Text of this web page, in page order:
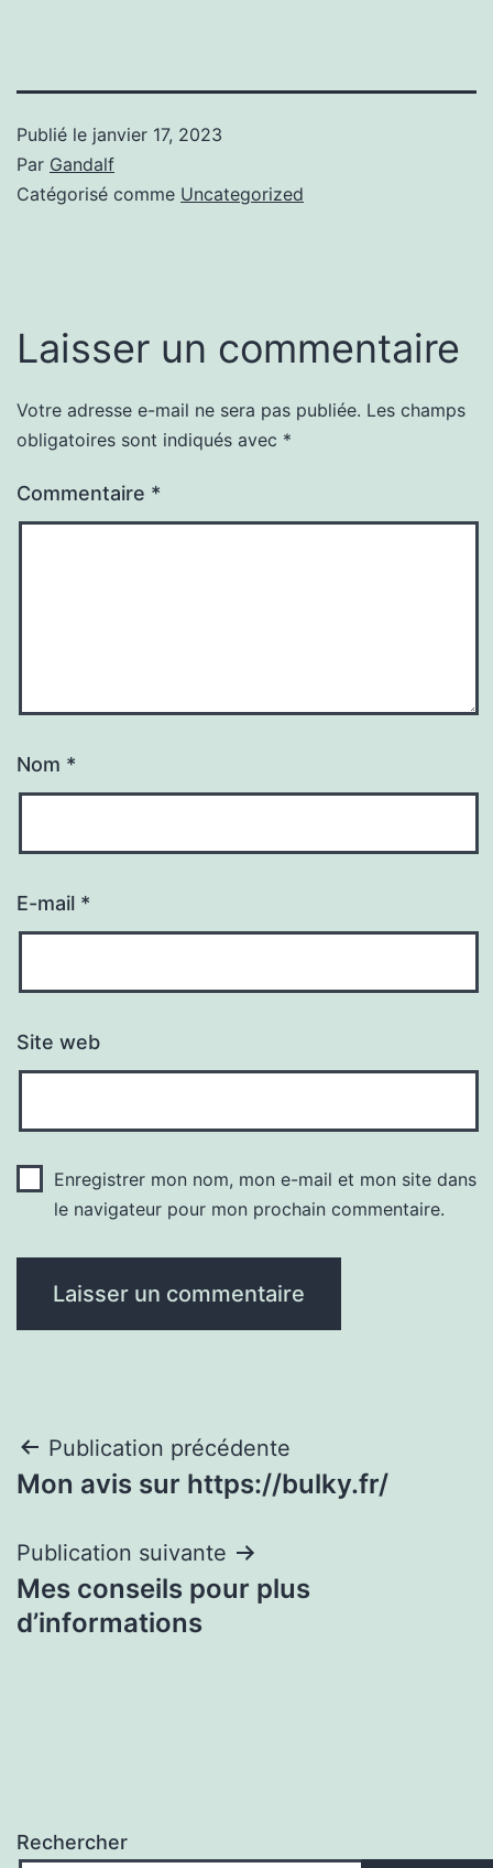
Publié le janvier 17, 2023
Par Gandalf
Catégorisé comme Uncategorized
Laisser un commentaire
Votre adresse e-mail ne sera pas publiée. Les champs
obligatoires sont indiqués avec *
Commentaire *
Nom *
E-mail *
Site web
Enregistrer mon nom, mon e-mail et mon site dans
le navigateur pour mon prochain commentaire.
Navigation
de
l’article
Publication précédente
Mon avis sur https://bulky.fr/
Publication suivante
Mes conseils pour plus
d’informations
Rechercher